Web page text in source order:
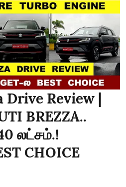
Review |
BREZZA..
லட்சம்.!
CHOICE